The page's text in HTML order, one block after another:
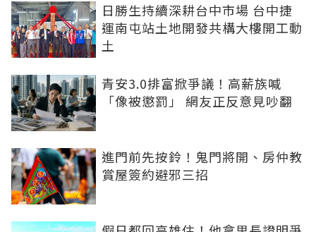
日勝生持續深耕台中市場 台中捷
運南屯站土地開發共構大樓開工動
土
青安3.0排富掀爭議！高薪族喊
「像被懲罰」 網友正反意見吵翻
進門前先按鈴！鬼門將開、房仲教
賞屋簽約避邪三招